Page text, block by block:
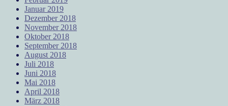
Januar 2019
Dezember 2018
November 2018
Oktober 2018
September 2018
August 2018
Juli 2018
Juni 2018
Mai 2018
April 2018
März 2018